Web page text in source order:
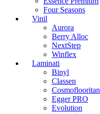
Four Seasons
Vinil
Aurora
Berry Alloc
NextStep
Winflex
Laminati
Binyl
Classen
Cosmoflooritan
Egger PRO
Evolution